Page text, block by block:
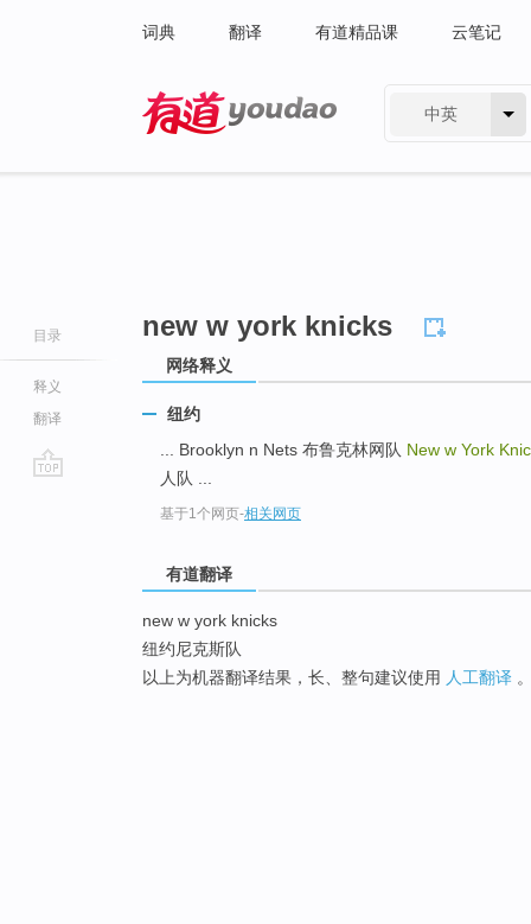
词典 翻译 有道精品课 云笔记
中英
目录
释义
翻译
new w york knicks
网络释义
纽约
... Brooklyn n Nets 布鲁克林网队 New w York
人队 ...
基于1个网页-相关网页
有道翻译
new w york knicks
纽约尼克斯队
以上为机器翻译结果，长、整句建议使用 人工翻译